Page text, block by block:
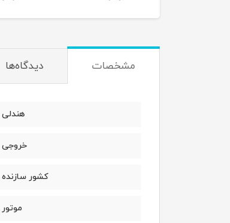
مشخصات دیدگاه‌ها
هندلی
خروجی
کشور سازنده
موتور